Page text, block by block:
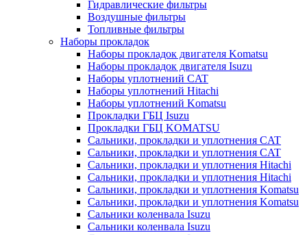
Гидравлические фильтры
Воздушные фильтры
Топливные фильтры
Наборы прокладок
Наборы прокладок двигателя Komatsu
Наборы прокладок двигателя Isuzu
Наборы уплотнений CAT
Наборы уплотнений Hitachi
Наборы уплотнений Komatsu
Прокладки ГБЦ Isuzu
Прокладки ГБЦ KOMATSU
Сальники, прокладки и уплотнения CAT
Сальники, прокладки и уплотнения CAT
Сальники, прокладки и уплотнения Hitachi
Сальники, прокладки и уплотнения Hitachi
Сальники, прокладки и уплотнения Komatsu
Сальники, прокладки и уплотнения Komatsu
Сальники коленвала Isuzu
Сальники коленвала Isuzu